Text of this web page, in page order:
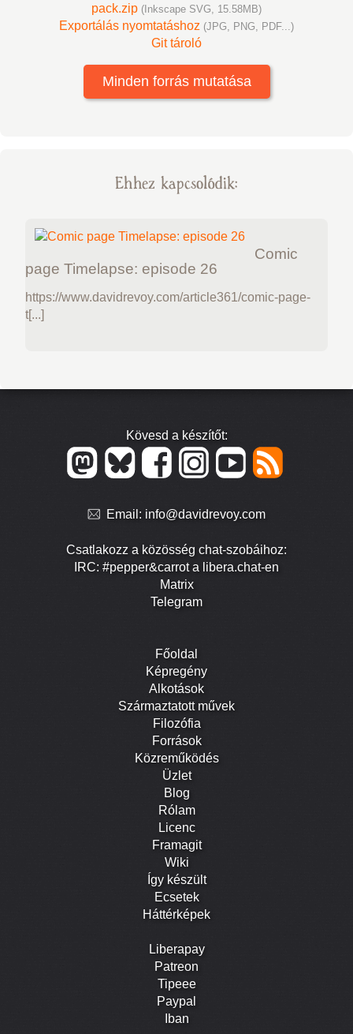
pack.zip (Inkscape SVG, 15.58MB)
Exportálás nyomtatáshoz (JPG, PNG, PDF...)
Git tároló
Minden forrás mutatása
Ehhez kapcsolódik:
Comic
page Timelapse: episode 26
https://www.davidrevoy.com/article361/comic-page-
t[...]
Kövesd a készítőt:
Email: info@davidrevoy.com
Csatlakozz a közösség chat-szobáihoz:
IRC: #pepper&carrot a libera.chat-en
Matrix
Telegram
Főoldal
Képregény
Alkotások
Származtatott művek
Filozófia
Források
Közreműködés
Üzlet
Blog
Rólam
Licenc
Framagit
Wiki
Így készült
Ecsetek
Háttérképek
Liberapay
Patreon
Tipeee
Paypal
Iban